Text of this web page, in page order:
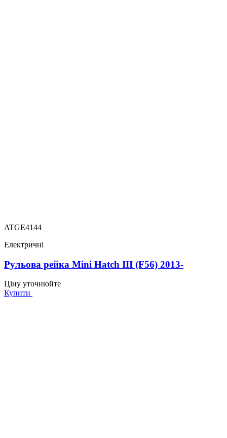
ATGE4144
Електричні
Рульова рейка Mini Hatch III (F56) 2013-
Ціну уточнюйте
Купити